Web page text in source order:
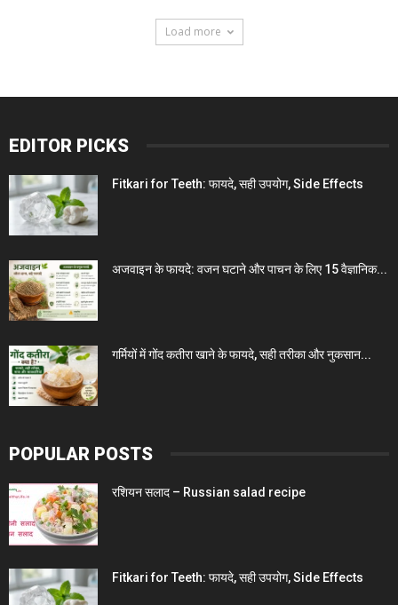
Load more
EDITOR PICKS
Fitkari for Teeth: फायदे, सही उपयोग, Side Effects
अजवाइन के फायदे: वजन घटाने और पाचन के लिए 15 वैज्ञानिक...
गर्मियों में गोंद कतीरा खाने के फायदे, सही तरीका और नुकसान...
POPULAR POSTS
रशियन सलाद – Russian salad recipe
Fitkari for Teeth: फायदे, सही उपयोग, Side Effects